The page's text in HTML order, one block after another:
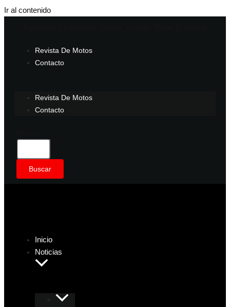
Ir al contenido
Revista De Motos
Contacto
Revista De Motos
Contacto
Buscar
Inicio
Noticias